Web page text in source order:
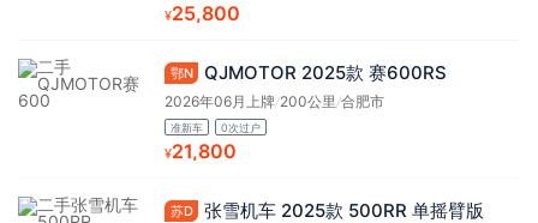
¥25,800
鄂N QJMOTOR 2025款 赛600RS
2026年06月上牌/200公里 /合肥市
准新车 0次过户
¥21,800
苏D 张雪机车 2025款 500RR 单摇臂版